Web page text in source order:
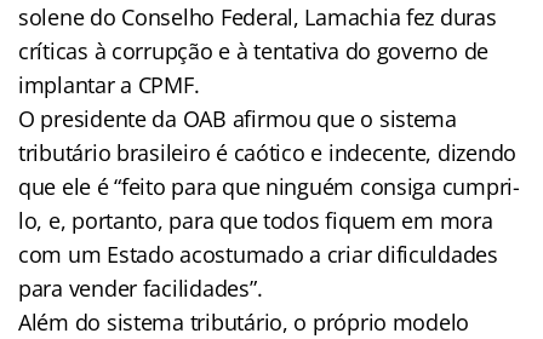
solene do Conselho Federal, Lamachia fez duras
críticas à corrupção e à tentativa do governo de
implantar a CPMF.
O presidente da OAB afirmou que o sistema
tributário brasileiro é caótico e indecente, dizendo
que ele é “feito para que ninguém consiga cumpri-
lo, e, portanto, para que todos fiquem em mora
com um Estado acostumado a criar dificuldades
para vender facilidades”.
Além do sistema tributário, o próprio modelo